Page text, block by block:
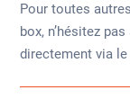
Pour toutes
box, n’hésitez
directement via